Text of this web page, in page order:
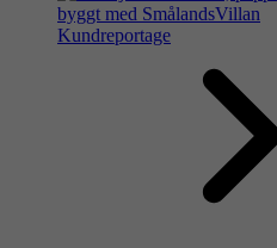
Kundreportage